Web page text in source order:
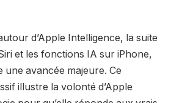
d’Apple Intelligence, la suite
et les fonctions IA sur iPhone,
une avancée majeure. Ce
illustre la volonté d’Apple